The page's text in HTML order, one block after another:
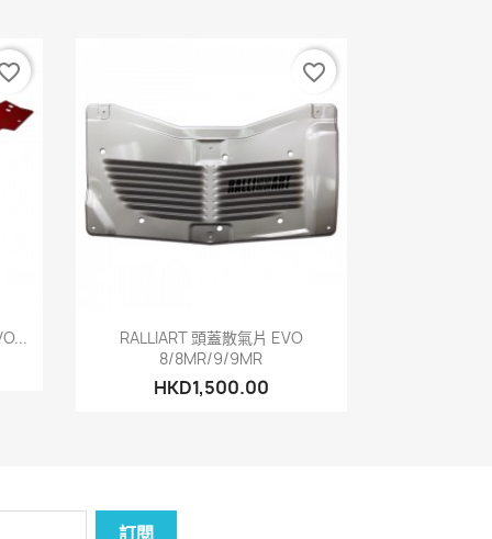
快速查看
RALLIART 頭蓋散氣片 EVO
8/8MR/9/9MR
HKD1,500.00
favorite_border